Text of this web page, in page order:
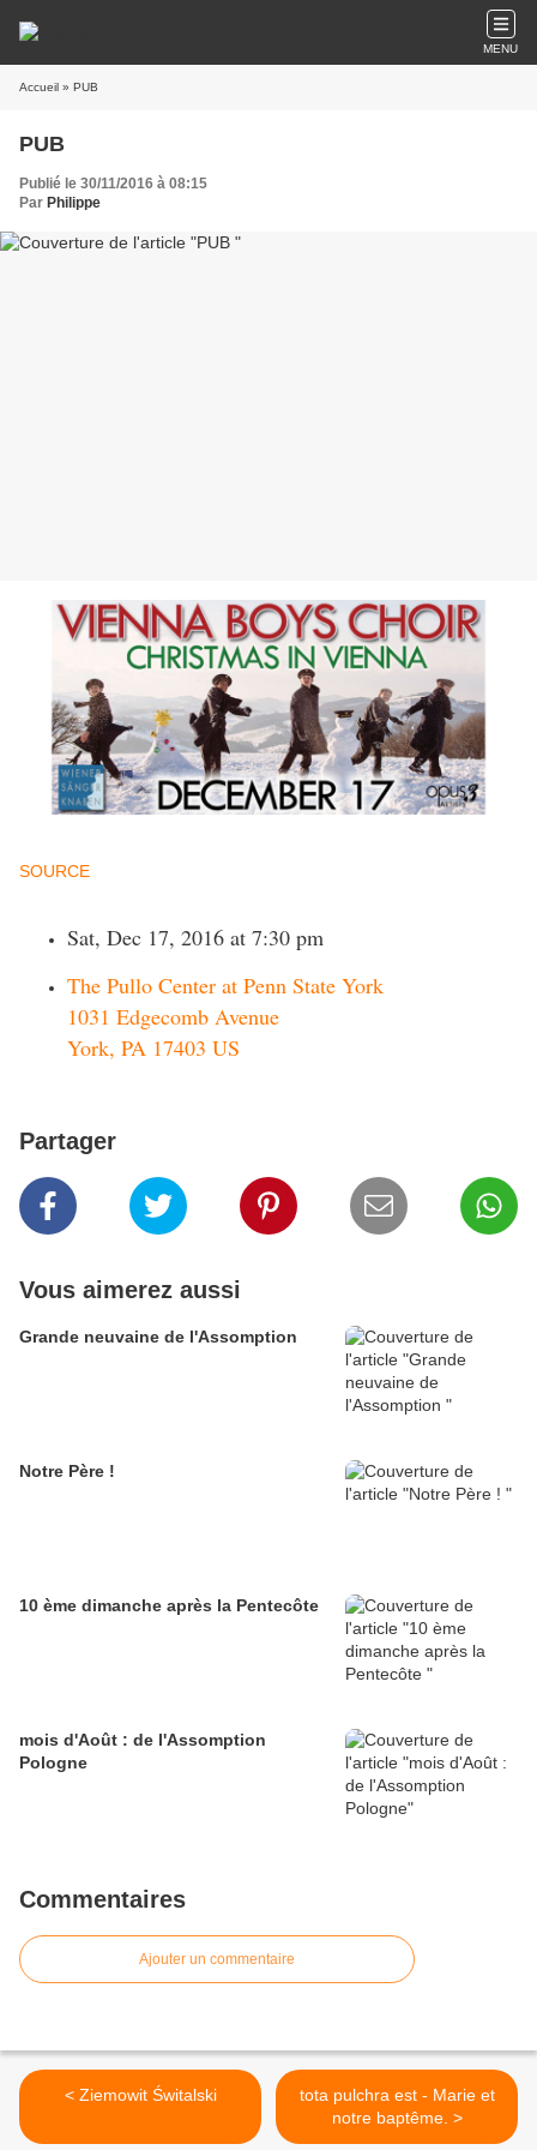
MENU
Accueil » PUB
PUB
Publié le 30/11/2016 à 08:15
Par Philippe
SOURCE
Sat, Dec 17, 2016 at 7:30 pm
The Pullo Center at Penn State York
1031 Edgecomb Avenue
York, PA 17403 US
Partager
Vous aimerez aussi
Grande neuvaine de l'Assomption
Notre Père !
10 ème dimanche après la Pentecôte
mois d'Août : de l'Assomption
Pologne
Commentaires
Ajouter un commentaire
< Ziemowit Świtalski
tota pulchra est - Marie et
notre baptême. >